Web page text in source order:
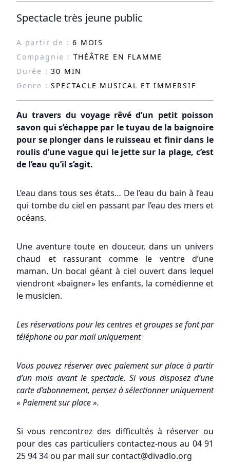
Spectacle très jeune public
A partir de :6 MOIS
Compagnie : THÉÂTRE EN FLAMME
Durée :30 MIN
Genre :SPECTACLE MUSICAL ET IMMERSIF
Au travers du voyage rêvé d’un petit poisson
savon qui s’échappe par le tuyau de la baignoire
pour se plonger dans le ruisseau et finir dans le
roulis d’une vague qui le jette sur la plage, c’est
de l’eau qu’il s’agit.
L’eau dans tous ses états… De l’eau du bain à l’eau
qui tombe du ciel en passant par l’eau des mers et
océans.
Une aventure toute en douceur, dans un univers
chaud et rassurant comme le ventre d’une
maman. Un bocal géant à ciel ouvert dans lequel
viendront «baigner» les enfants, la comédienne et
le musicien.
Les réservations pour les centres et groupes se font par
téléphone ou par mail uniquement
Vous pouvez réserver avec paiement sur place à partir
d’un mois avant le spectacle. Si vous disposez d’une
carte d’abonnement, pensez à sélectionner uniquement
« Paiement sur place ».
Si vous rencontrez des difficultés à réserver ou
pour des cas particuliers contactez-nous au 04 91
25 94 34 ou par mail sur contact@divadlo.org